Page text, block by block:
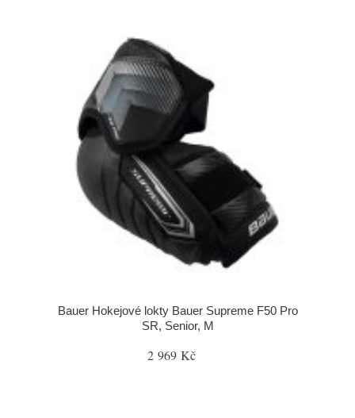
Bauer Hokejové lokty Bauer Supreme F50 Pro
SR, Senior, M
2 969 Kč